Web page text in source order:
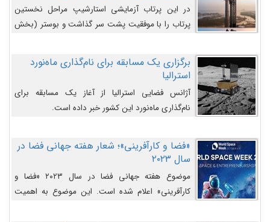
در این پرتاب آزمایشی استارشیپ مراحل نخستین
پرتاب را با موفقیت پشت سر گذاشت و بوستر (بخش
را وارد مسیر از پیش تعیین‌شده کند و سپس با یک
مکانیزم جدید با موفقیت از آن جدا شود. ‌
برگزاری یک مسابقه برای نام‌گذاری ماه‌نورد
استرالیا
آژانس فضایی استرالیا از آغاز یک مسابقه برای
نام‌گذاری ماه‌نورد این کشور خبر داده است.
«فضا و کارآفرینی»؛ شعار هفته جهانی فضا در
سال ۲۰۲۳
موضوع هفته جهانی فضا در سال ۲۰۲۳ «فضا و
کارآفرینی» اعلام شده است. این موضوع به اهمیت